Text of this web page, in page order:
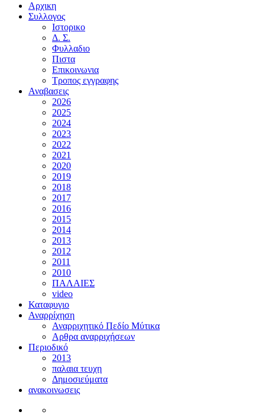
Αρχικη
Συλλογος
Ιστορικο
Δ. Σ.
Φυλλαδιο
Πιστα
Επικοινωνια
Τροπος εγγραφης
Αναβασεις
2026
2025
2024
2023
2022
2021
2020
2019
2018
2017
2016
2015
2014
2013
2012
2011
2010
ΠΑΛΑΙΕΣ
video
Καταφυγιο
Αναρρίχηση
Αναρριχητικό Πεδίο Μύτικα
Αρθρα αναρριχήσεων
Περιοδικό
2013
παλαια τευχη
Δημοσιεύματα
ανακοινωσεις